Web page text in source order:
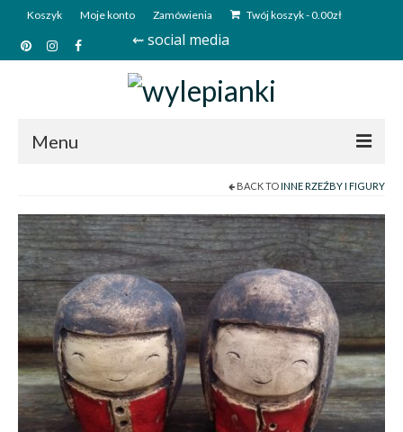
Koszyk Moje konto Zamówienia Twój koszyk-0.00zł
⇜ social media
Menu
Sklep
Kim jesteśmy?
Kontakt
Deutsch
BACK TOINNE RZEŹBY I FIGURY